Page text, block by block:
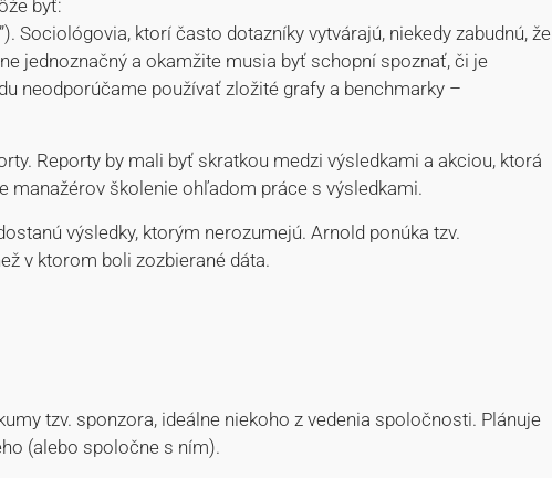
byť:
Sociológovia, ktorí často dotazníky vytvárajú, niekedy zabudnú, že
jednoznačný a okamžite musia byť schopní spoznať, či je
neodporúčame používať zložité grafy a benchmarky –
Reporty by mali byť skratkou medzi výsledkami a akciou, ktorá
manažérov školenie ohľadom práce s výsledkami.
výsledky, ktorým nerozumejú. Arnold ponúka tzv.
v ktorom boli zozbierané dáta.
tzv. sponzora, ideálne niekoho z vedenia spoločnosti. Plánuje
(alebo spoločne s ním).